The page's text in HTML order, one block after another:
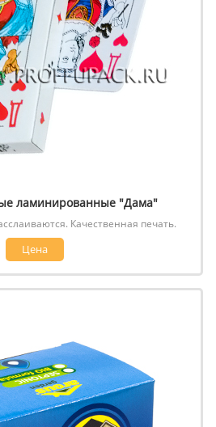
ламинированные "Дама"
Качественная печать.
Цена